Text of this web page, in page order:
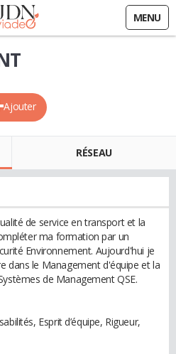
MENU
Ajouter
RÉSEAU
de service en transport et la
ma formation par un
Environnement. Aujourd'hui je
dans le Management d'équipe et la
de Management QSE.
Esprit d’équipe, Rigueur,